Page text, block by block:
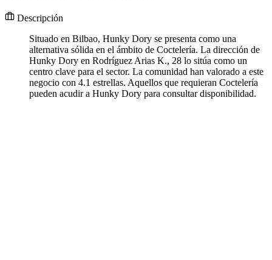
Descripción
Situado en Bilbao, Hunky Dory se presenta como una
alternativa sólida en el ámbito de Coctelería. La dirección de
Hunky Dory en Rodríguez Arias K., 28 lo sitúa como un
centro clave para el sector. La comunidad han valorado a este
negocio con 4.1 estrellas. Aquellos que requieran Coctelería
pueden acudir a Hunky Dory para consultar disponibilidad.